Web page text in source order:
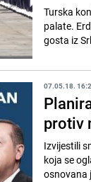
Turska
palate.
gosta iz
07.05.18.
protiv
Izvijestili
koja se
osnovana